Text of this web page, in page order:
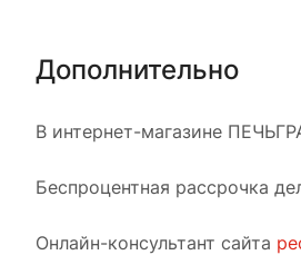
Дополнительно
В интернет-магазине
Беспроцентная рассрочка
Онлайн-консультант сайта